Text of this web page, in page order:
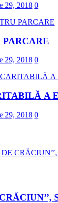
29, 2018 0
29, 2018 0
A
29, 2018 0